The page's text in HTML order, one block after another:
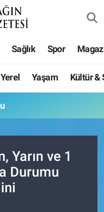
Sağlık Spor
Yerel Yaşam Kültür &
Yarın ve 1
Durumu